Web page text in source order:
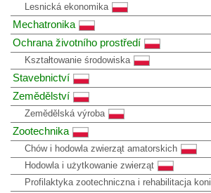
Lesnická ekonomika
Mechatronika
Ochrana životního prostředí
Kształtowanie środowiska
Stavebnictví
Zemědělství
Zemědělská výroba
Zootechnika
Chów i hodowla zwierząt amatorskich
Hodowla i użytkowanie zwierząt
Profilaktyka zootechniczna i rehabilitacja koni